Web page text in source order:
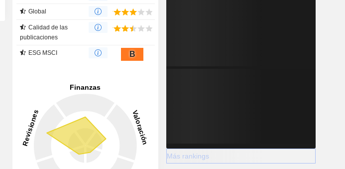
Global
Calidad de las
publicaciones
ESG MSCI B
Más rankings